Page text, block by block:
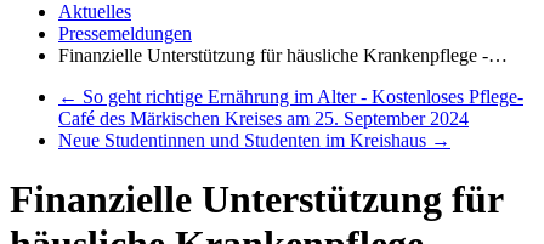
Aktuelles
Pressemeldungen
Finanzielle Unterstützung für häusliche Krankenpflege -…
← So geht richtige Ernährung im Alter - Kostenloses Pflege-
Café des Märkischen Kreises am 25. September 2024
Neue Studentinnen und Studenten im Kreishaus →
Finanzielle Unterstützung für